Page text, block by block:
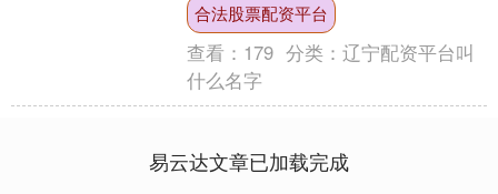
合法股票配资平台
查看： 179 分类：辽宁配资平台叫
什么名字
易云达文章已加载完成